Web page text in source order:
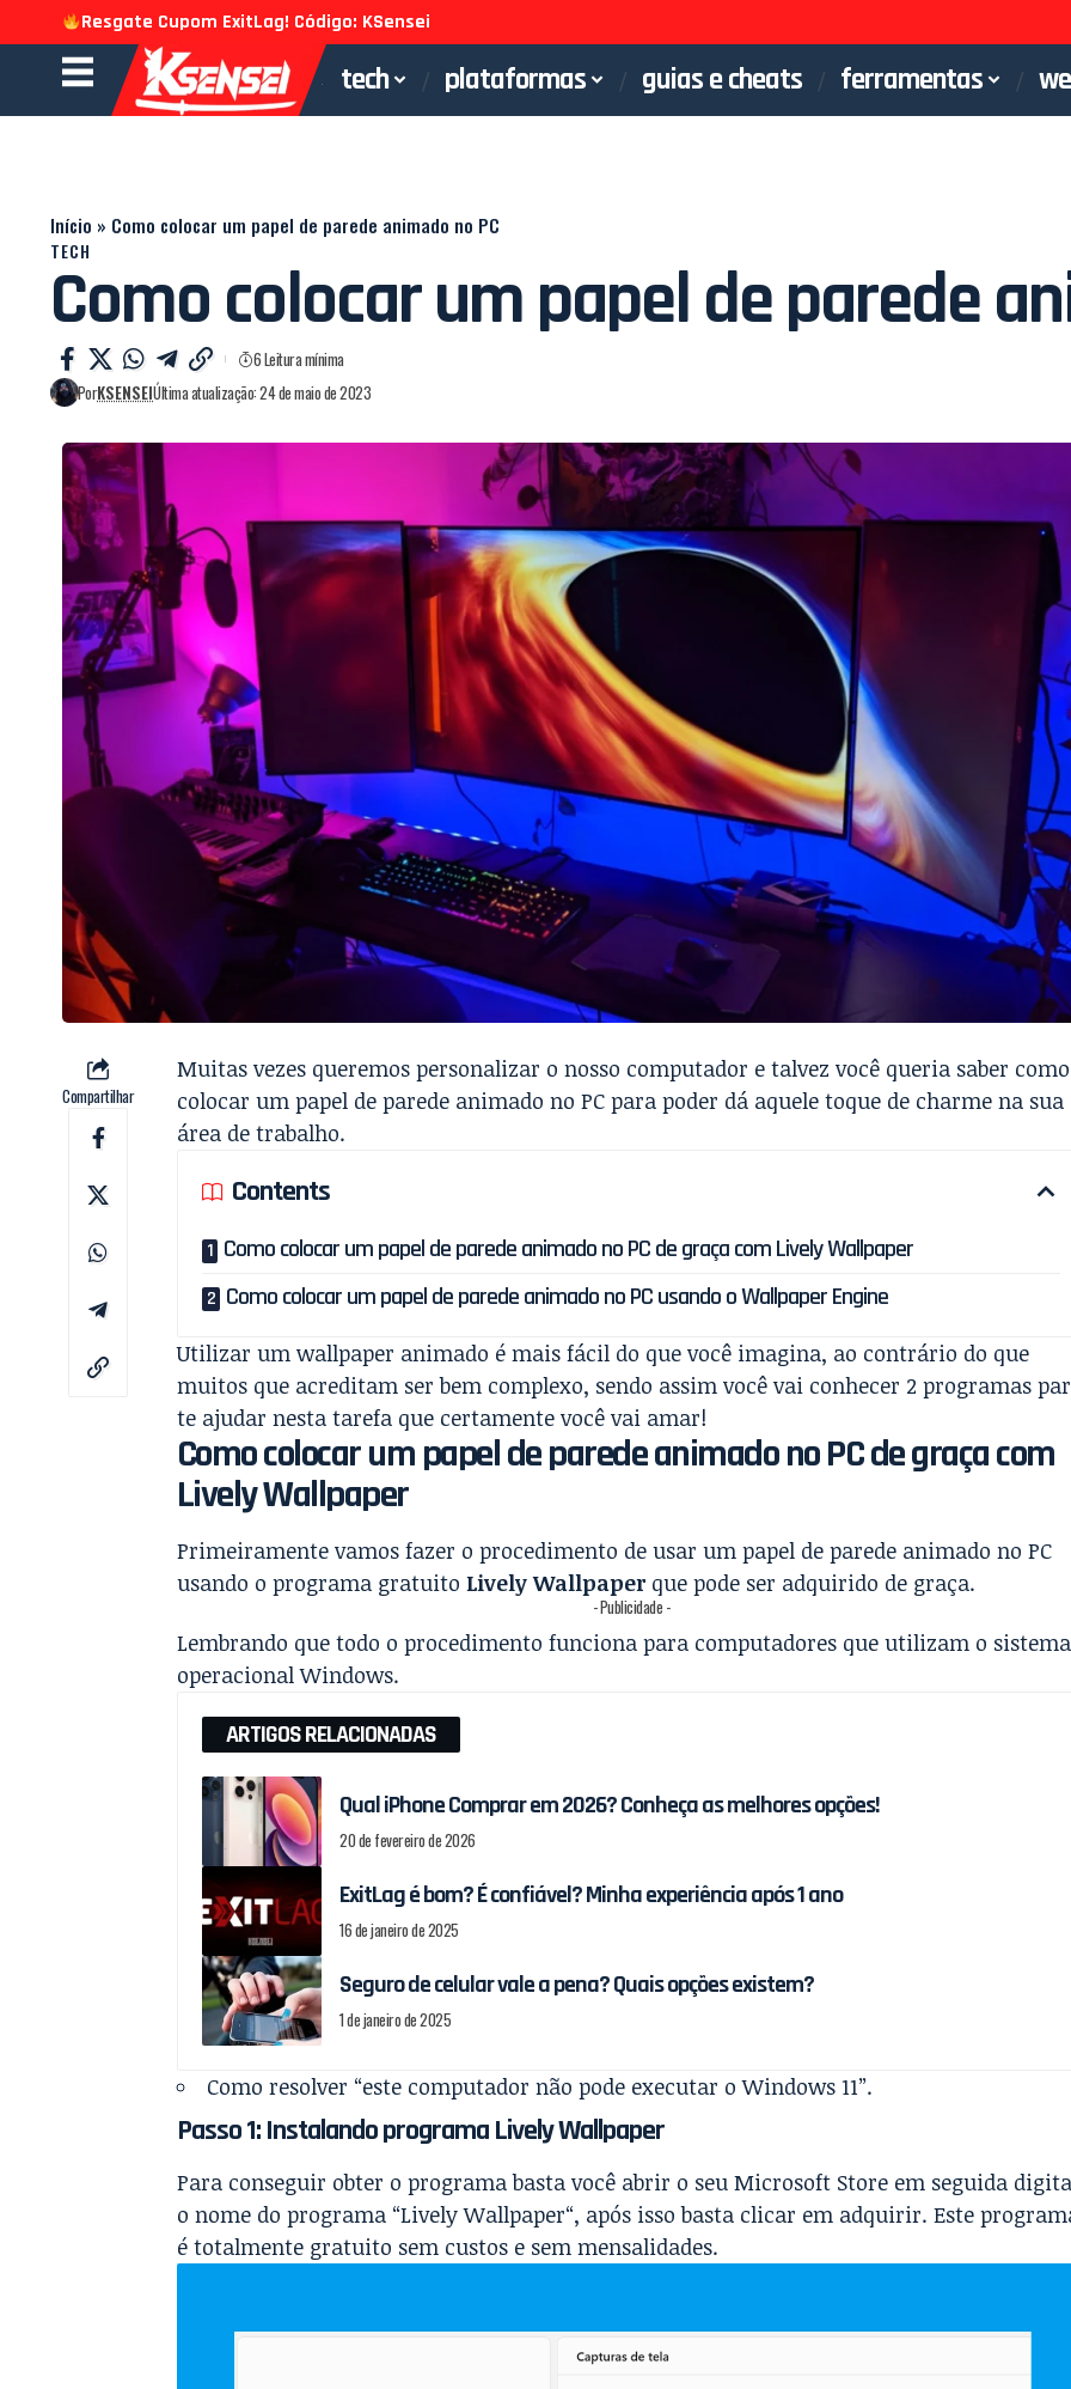
Resgate Cupom ExitLag! Código: KSensei
tech plataformas guias e cheats ferramentas
Início » Como colocar um papel de parede animado no PC
TECH
Como colocar um papel de parede
PorKSENSEIÚltima atualização: 24 de maio de 2023
6 Leitura mínima
Compartilhar
Muitas vezes queremos personalizar o nosso computador e talvez você queria saber como
colocar um papel de parede animado no PC para poder dá aquele toque de charme na sua
área de trabalho.
Contents
Como colocar um papel de parede animado no PC de graça com Lively Wallpaper
Como colocar um papel de parede animado no PC usando o Wallpaper Engine
Utilizar um wallpaper animado é mais fácil do que você imagina, ao contrário do que
muitos que acreditam ser bem complexo, sendo assim você vai conhecer 2 programas
te ajudar nesta tarefa que certamente você vai amar!
Como colocar um papel de parede animado no PC de graça com
Lively Wallpaper
Primeiramente vamos fazer o procedimento de usar um papel de parede animado no PC
usando o programa gratuito Lively Wallpaper que pode ser adquirido de graça.
- Publicidade -
Lembrando que todo o procedimento funciona para computadores que utilizam o sistema
operacional Windows.
ARTIGOS RELACIONADAS
Qual iPhone Comprar em 2026? Conheça as melhores opções!
20 de fevereiro de 2026
ExitLag é bom? É confiável? Minha experiência após 1 ano
16 de janeiro de 2025
Seguro de celular vale a pena? Quais opções existem?
1 de janeiro de 2025
Como resolver “este computador não pode executar o Windows 11”.
Passo 1: Instalando programa Lively Wallpaper
Para conseguir obter o programa basta você abrir o seu Microsoft Store em seguida
o nome do programa “Lively Wallpaper“, após isso basta clicar em adquirir. Este
é totalmente gratuito sem custos e sem mensalidades.